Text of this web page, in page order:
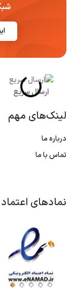
ارسال سریع
لینک‌های مهم
درباره ما
تماس با ما
نمادهای اعتماد